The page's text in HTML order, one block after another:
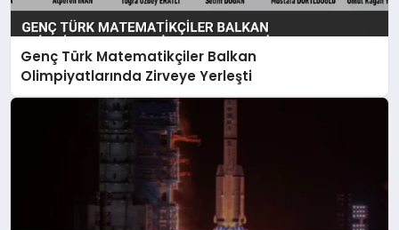
Genç Türk Matematikçiler Balkan
Olimpiyatlarında Zirveye Yerleşti